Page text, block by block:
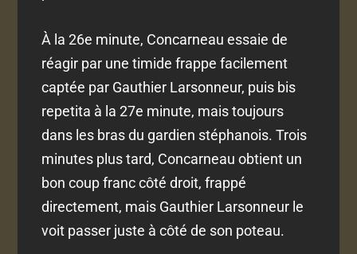
À la 26e minute, Concarneau essaie de
réagir par une timide frappe facilement
captée par Gauthier Larsonneur, puis bis
repetita à la 27e minute, mais toujours
dans les bras du gardien stéphanois. Trois
minutes plus tard, Concarneau obtient un
bon coup franc côté droit, frappé
directement, mais Gauthier Larsonneur le
voit passer juste à côté de son poteau.